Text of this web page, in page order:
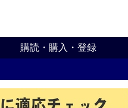
購読・購入・登録